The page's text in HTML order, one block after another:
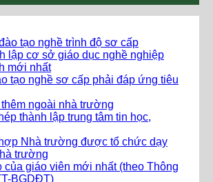
tạo nghề trình độ sơ cấp
lập cơ sở giáo dục nghề nghiệp
mới nhất
tạo nghề sơ cấp phải đáp ứng tiêu
ngoài nhà trường
thành lập trung tâm tin học,
Nhà trường được tổ chức dạy
trường
của giáo viên mới nhất (theo Thông
BGDĐT)